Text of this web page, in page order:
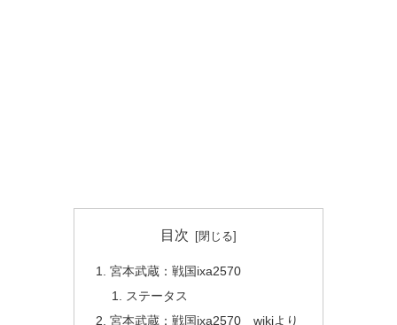
目次
宮本武蔵：戦国ixa2570
ステータス
宮本武蔵：戦国ixa2570 wikiより